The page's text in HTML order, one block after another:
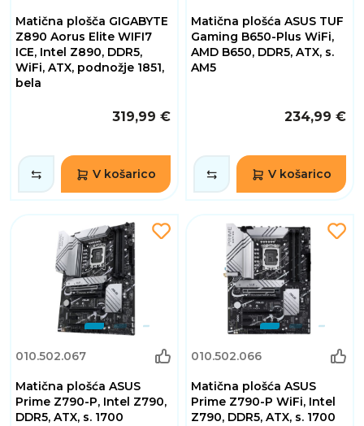
Matična plošča GIGABYTE
Z890 Aorus Elite WIFI7
ICE, Intel Z890, DDR5,
WiFi, ATX, podnožje 1851,
bela
319,99 €
V košarico
Matična plošća ASUS TUF
Gaming B650-Plus WiFi,
AMD B650, DDR5, ATX, s.
AM5
234,99 €
V košarico
010.502.067
Matična plošća ASUS
Prime Z790-P, Intel Z790,
DDR5, ATX, s. 1700
010.502.066
Matična plošća ASUS
Prime Z790-P WiFi, Intel
Z790, DDR5, ATX, s. 1700